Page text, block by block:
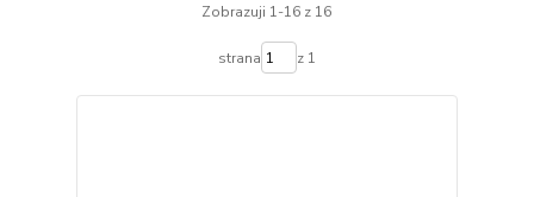
Zobrazuji 1-16 z 16
strana z 1